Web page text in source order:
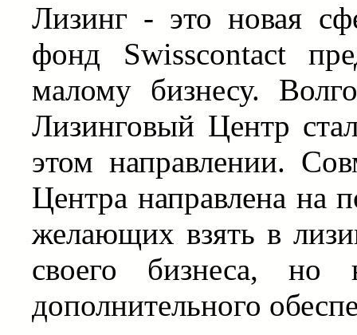
Лизинг - это новая
фонд Swisscontact
малому бизнесу.
Лизинговый Центр
этом направлении.
Центра направлена на
желающих взять в
своего бизнеса, но
дополнительного